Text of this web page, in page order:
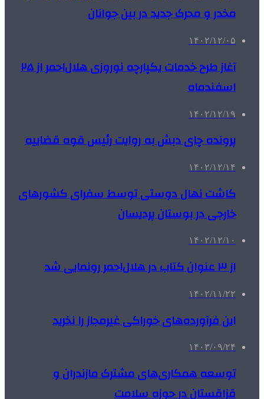
مخدر و محرک جدید در بین جوانان
۱۴۰۲/۱۲/۰۵
آغاز طرح خدمات یکپارچه نوروزی هلال‌احمر از ۲۵
اسفندماه
۱۴۰۲/۱۲/۱۹
پرونده چای دبش به روایت رئیس قوه قضاییه
۱۴۰۲/۱۲/۱۴
کاشت نهال دوستی توسط سفرای کشورهای
خارجی در بوستان پردیسان
۱۴۰۲/۱۲/۱۰
از ۳ عنوان کتاب در هلال‌احمر رونمایی شد
۱۴۰۲/۱۱/۲۲
این فرآورده‌های خوراکی غیرمجاز را نخرید
۱۴۰۳/۰۹/۲۴
توسعه همکاری‌های مشترک مازندران و
قزاقستان در حوزه سلامت